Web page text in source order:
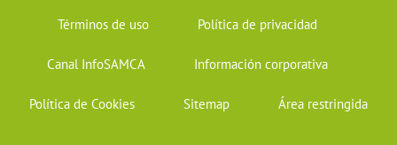
Términos de uso Política de privacidad
Canal InfoSAMCA Información corporativa
Política de Cookies Sitemap Área restringida